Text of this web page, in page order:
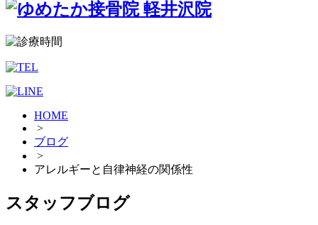
HOME
>
ブログ
>
アレルギーと自律神経の関係性
スタッフブログ